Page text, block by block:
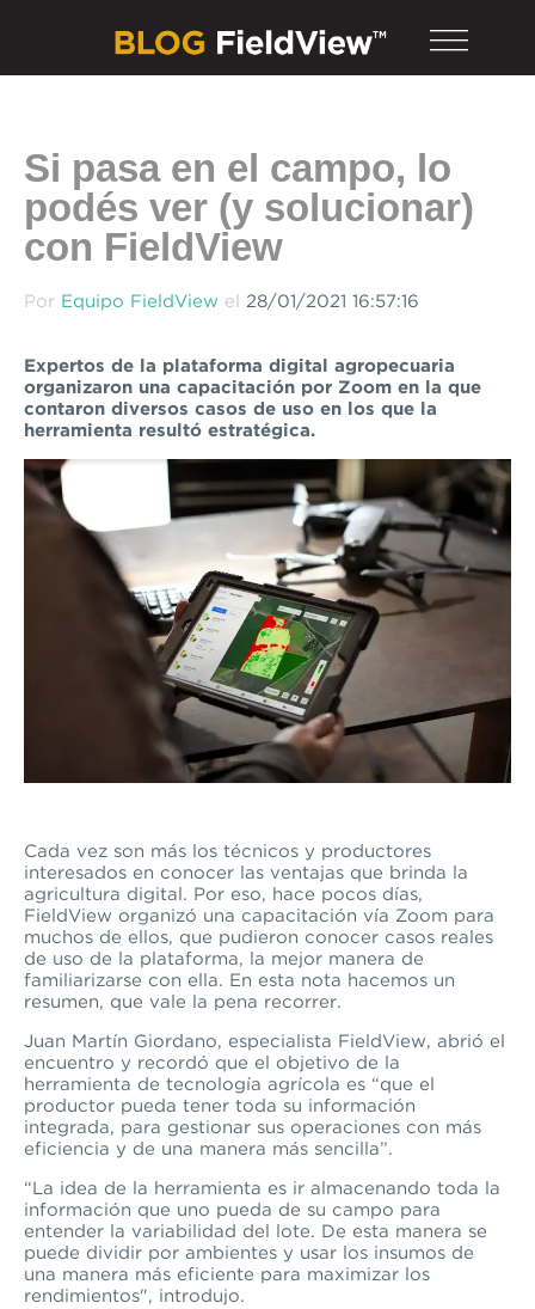
Si pasa en el campo, lo
podés ver (y solucionar)
con FieldView
Por Equipo FieldView el 28/01/2021 16:57:16
Expertos de la plataforma digital agropecuaria
organizaron una capacitación por Zoom en la que
contaron diversos casos de uso en los que la
herramienta resultó estratégica.
Cada vez son más los técnicos y productores
interesados en conocer las ventajas que brinda la
agricultura digital. Por eso, hace pocos días,
FieldView organizó una capacitación vía Zoom para
muchos de ellos, que pudieron conocer casos reales
de uso de la plataforma, la mejor manera de
familiarizarse con ella. En esta nota hacemos un
resumen, que vale la pena recorrer.
Juan Martín Giordano, especialista FieldView, abrió el
encuentro y recordó que el objetivo de la
herramienta de tecnología agrícola es “que el
productor pueda tener toda su información
integrada, para gestionar sus operaciones con más
eficiencia y de una manera más sencilla”.
“La idea de la herramienta es ir almacenando toda la
información que uno pueda de su campo para
entender la variabilidad del lote. De esta manera se
puede dividir por ambientes y usar los insumos de
una manera más eficiente para maximizar los
rendimientos", introdujo.